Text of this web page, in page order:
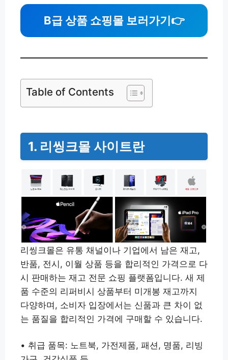
B급 상품 쇼핑몰 보러가기👉
Table of Contents
1. 리씽크몰 사이트란
리씽크몰은 유통 채널이나 기업에서 남은 재고,
반품, 전시, 이월 상품 등을 합리적인 가격으로 다
시 판매하는 재고 전문 쇼핑 플랫폼입니다. 새 제
품 수준의 리퍼비시 상품부터 미개봉 재고까지
다양하며, 소비자 입장에서는 신품과 큰 차이 없
는 품질을 합리적인 가격에 구매할 수 있습니다.
• 취급 품목: 노트북, 가전제품, 패션, 명품, 리빙